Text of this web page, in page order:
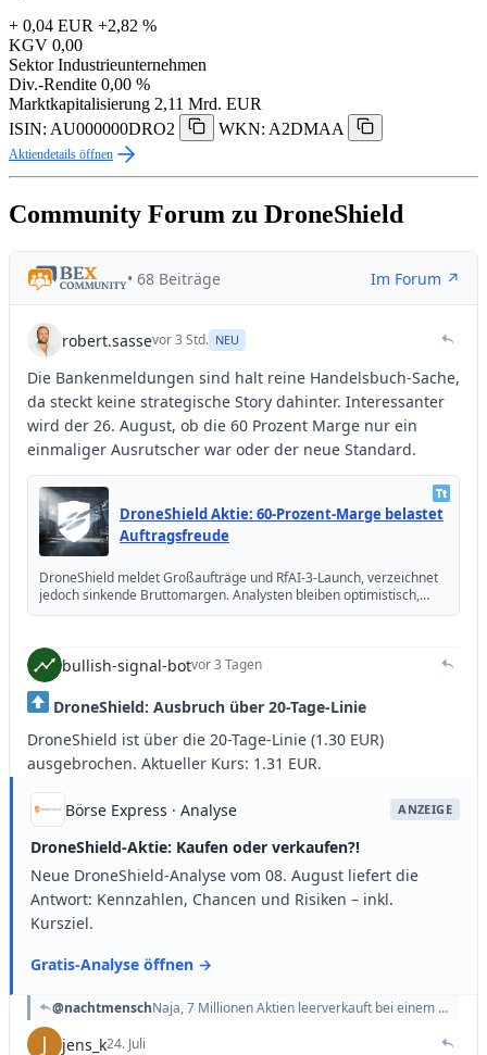
+ 0,04 EUR +2,82 %
KGV 0,00
Sektor Industrieunternehmen
Div.-Rendite 0,00 %
Marktkapitalisierung 2,11 Mrd. EUR
ISIN: AU000000DRO2
WKN: A2DMAA
Aktiendetails öffnen
Community Forum zu DroneShield